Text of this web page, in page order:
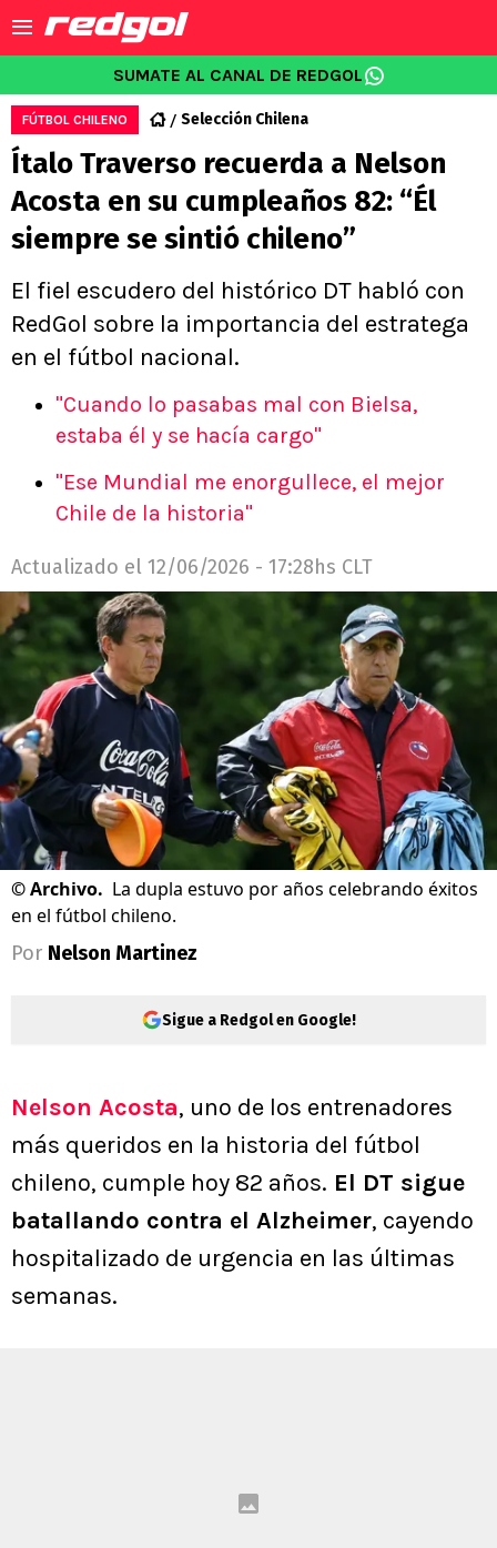
SUMATE AL CANAL DE REDGOL
FÚTBOL CHILENO Selección Chilena
Ítalo Traverso recuerda a Nelson
Acosta en su cumpleaños 82: “Él
siempre se sintió chileno”
El fiel escudero del histórico DT habló con
RedGol sobre la importancia del estratega
en el fútbol nacional.
"Cuando lo pasabas mal con Bielsa,
estaba él y se hacía cargo"
"Ese Mundial me enorgullece, el mejor
Chile de la historia"
Actualizado el 12/06/2026 - 17:28hs CLT
©Archivo. La dupla estuvo por años celebrando éxitos
en el fútbol chileno.
Por Nelson Martinez
Sigue a Redgol en Google!
Nelson Acosta, uno de los entrenadores
más queridos en la historia del fútbol
chileno, cumple hoy 82 años. El DT sigue
batallando contra el Alzheimer, cayendo
hospitalizado de urgencia en las últimas
semanas.